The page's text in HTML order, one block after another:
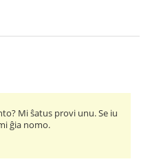
Mi ŝatus provi unu. Se iu
ĝia nomo.